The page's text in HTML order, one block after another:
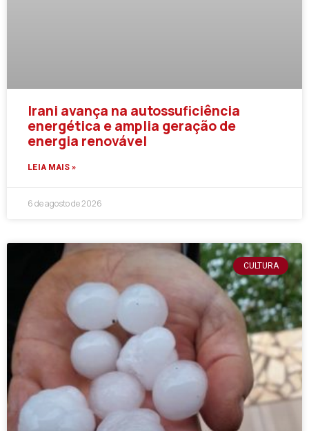
Irani avança na autossuficiência
energética e amplia geração de
energia renovável
LEIA MAIS »
6 de agosto de 2026
CULTURA